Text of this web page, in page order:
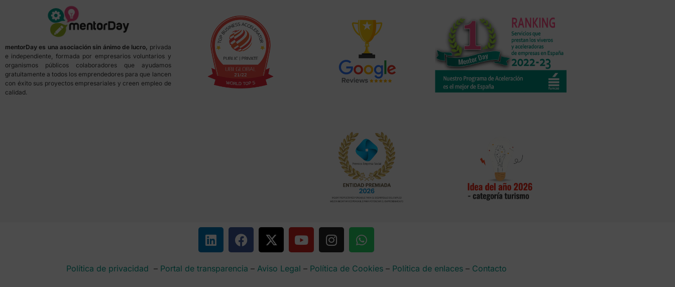
mentorDay es una asociación sin ánimo de lucro, privada
e independiente, formada por empresarios voluntarios y
organismos públicos colaboradores que ayudamos
gratuitamente a todos los emprendedores para que lancen
con éxito sus proyectos empresariales y creen empleo de
calidad.
Política de privacidad – Portal de transparencia – Aviso Legal – Política de Cookies– Política de enlaces– Contacto